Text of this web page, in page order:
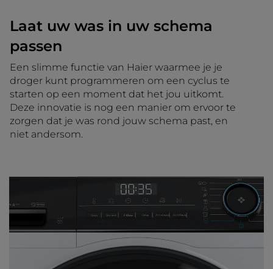
Laat uw was in uw schema
passen
Een slimme functie van Haier waarmee je je
droger kunt programmeren om een cyclus te
starten op een moment dat het jou uitkomt.
Deze innovatie is nog een manier om ervoor te
zorgen dat je was rond jouw schema past, en
niet andersom.